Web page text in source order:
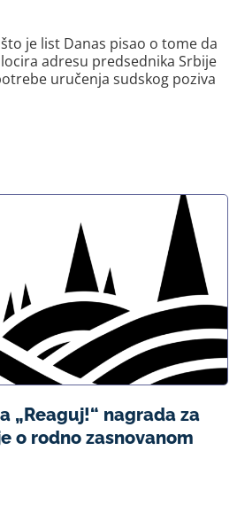
je list Danas pisao o tome da
adresu predsednika Srbije
uručenja sudskog poziva
„Reaguj!“ nagrada za
o rodno zasnovanom